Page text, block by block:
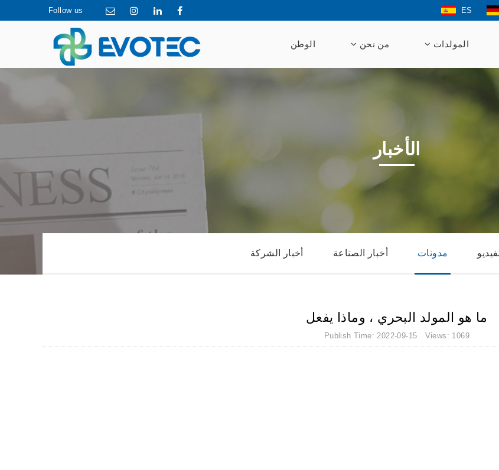
Follow us ES
الوطن من نحن المولدات
الأخبار
أخبار الشركة أخبار الصناعة مدونات
ما هو المولد البحري ، وماذا يفعل
Publish Time: 2022-09-15 Views: 1069